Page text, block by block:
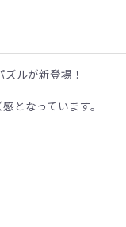
ルが新登場！
となっています。